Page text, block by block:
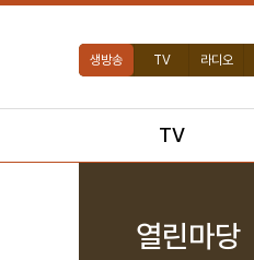
생방송 TV 라디오
TV
열린마당